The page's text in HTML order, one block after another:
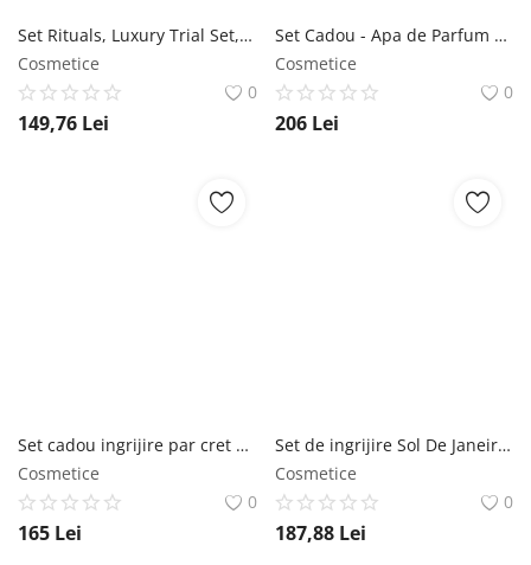
Set Rituals, Luxury Trial Set, Serum 10 ml Natural booster 4ml Cleansing Foam 30ml Face Exfoliator 30ml Day Cream 10ml Rituals
Cosmetice
0
149,76 Lei
Set Cadou - Apa de Parfum EDP, 60 ml + Deodorant Spray Parfumat, 200 ml + Apa Parfumata pentru Par, 45 ml, Unisex - Lattafa Perfumes, Ana Abiyedh Rouge, 1 set Lattafa
Cosmetice
0
206 Lei
Set cadou ingrijire par cret Afrohair( sampo300 ml+balsam 300 ml+masca 1000 g) Novex
Cosmetice
0
165 Lei
Set de ingrijire Sol De Janeiro, Bum Bum Jet, 3 bucati, 170 ml Sol de Janeiro
Cosmetice
0
187,88 Lei